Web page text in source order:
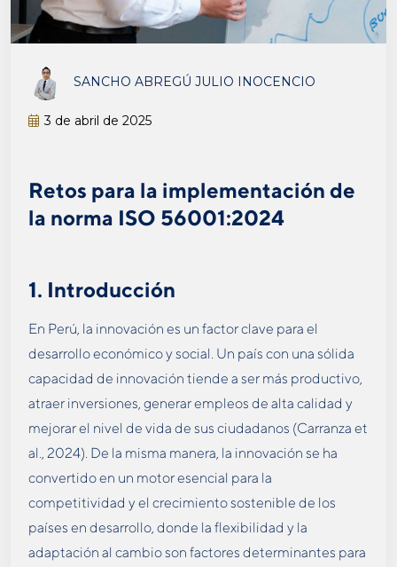
SANCHO ABREGÚ JULIO INOCENCIO
3 de abril de 2025
Retos para la implementación de
la norma ISO 56001:2024
1. Introducción
En Perú, la innovación es un factor clave para el
desarrollo económico y social. Un país con una sólida
capacidad de innovación tiende a ser más productivo,
atraer inversiones, generar empleos de alta calidad y
mejorar el nivel de vida de sus ciudadanos (Carranza et
al., 2024). De la misma manera, la innovación se ha
convertido en un motor esencial para la
competitividad y el crecimiento sostenible de los
países en desarrollo, donde la flexibilidad y la
adaptación al cambio son factores determinantes para